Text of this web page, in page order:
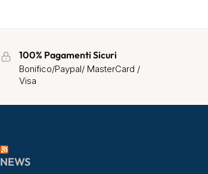
100% Pagamenti Sicuri
Bonifico/Paypal/ MasterCard /
Visa
NEWS